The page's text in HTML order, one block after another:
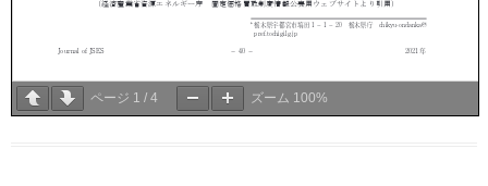
ページ 1 / 4 ズーム 100%